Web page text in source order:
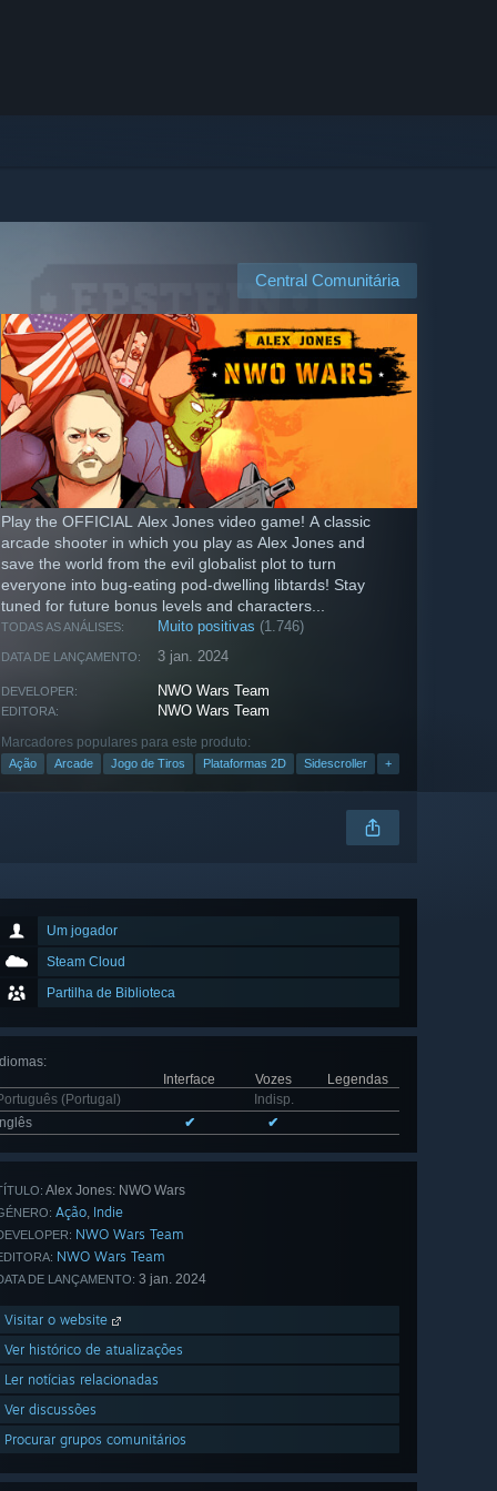
Central Comunitária
Play the OFFICIAL Alex Jones video game! A classic
arcade shooter in which you play as Alex Jones and
save the world from the evil globalist plot to turn
everyone into bug-eating pod-dwelling libtards! Stay
tuned for future bonus levels and characters...
TODAS AS ANÁLISES: Muito positivas (1.746)
DATA DE LANÇAMENTO: 3 jan. 2024
DEVELOPER: NWO Wars Team
EDITORA: NWO Wars Team
Marcadores populares para este produto:
Ação Arcade Jogo de Tiros Plataformas 2D Sidescroller +
Um jogador
Steam Cloud
Partilha de Biblioteca
Idiomas:
Interface
Vozes
Legendas
(Portugal)
Indisp.
Inglês
✔ ✔
Alex Jones: NWO Wars
Ação, Indie
NWO Wars Team
NWO Wars Team
DE LANÇAMENTO: 3 jan. 2024
Visitar o website
Ver histórico de atualizações
Ler notícias relacionadas
Ver discussões
Procurar grupos comunitários